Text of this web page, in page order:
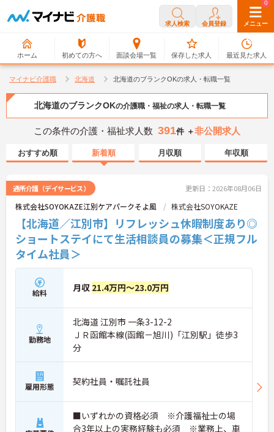
求人検索 会員登録 メニュー
ホーム 初めての方へ 面談会場一覧
0
保存した求人
0
最近見た求人
マイナビ介護職 北海道 北海道のブランクOKの求人・転職一覧
北海道のブランクOKの介護職・福祉の求人・転職一覧
この条件の介護・福祉求人数 391件 ＋非公開求人
おすすめ順 新着順 月収順 年収順
通所介護（デイサービス） 更新日：2026年08月06日
株式会社SOYOKAZE江別ケアパークそよ風 株式会社SOYOKAZE
【北海道／江別市】リフレッシュ休暇制度あり◎
ショートステイにて生活相談員の募集＜正規フル
タイム社員＞
給料 月収 21.4万円～23.0万円
勤務地
北海道 江別市 一条3-12-2
ＪＲ函館本線(函館－旭川)「江別駅」徒歩3
分
雇用形態 契約社員・嘱託社員
■いずれかの資格必須 ※介護福祉士の場
合3年以上の実務経験も必須 ※業務上、車